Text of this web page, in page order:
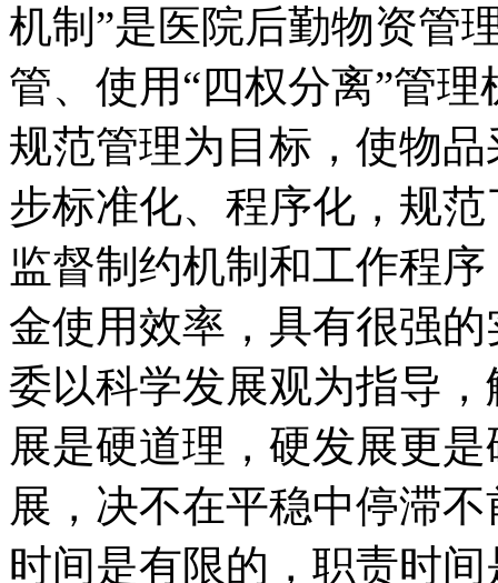
机制”是医院后勤物资管
管、使用“四权分离”管
规范管理为目标，使物
步标准化、程序化，规
监督制约机制和工作程
金使用效率，具有很强
委以科学发展观为指导
展是硬道理，硬发展更
展，决不在平稳中停滞
时间是有限的，职责时